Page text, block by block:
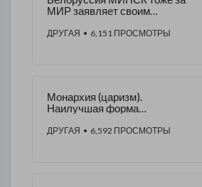
МИР заявляет своим
ДРУГАЯ • 6,151 ПРОСМОТРЫ
Монархия (царизм).
Наилучшая форма
Платону.
ДРУГАЯ • 6,592 ПРОСМОТРЫ